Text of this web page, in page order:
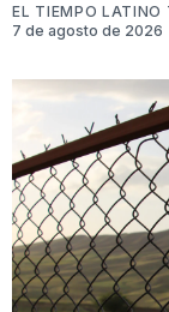
EL TIEMPO LATINO
7 de agosto de 2026